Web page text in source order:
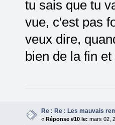
tu sais que tu
vue, c'est pas
veux dire,
bien de la fin
Re : Re : Les mauvais
« Réponse #10 le: mars 02,